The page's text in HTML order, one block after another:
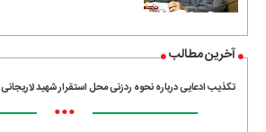
آخرین مطالب
تکذیب ادعایی درباره نحوه ردزنی محل استقرار شهید لاریجانی
•••